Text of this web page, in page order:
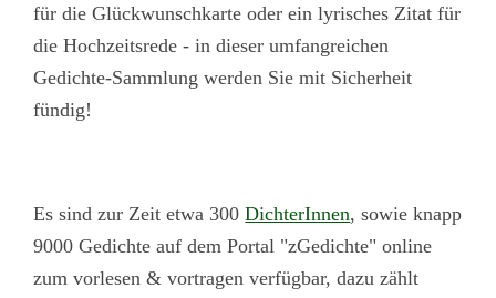
für die Glückwunschkarte oder ein lyrisches Zitat für
die Hochzeitsrede - in dieser umfangreichen
Gedichte-Sammlung werden Sie mit Sicherheit
fündig!
Es sind zur Zeit etwa 300DichterInnen, sowie knapp
9000 Gedichte auf dem Portal "zGedichte" online
zum vorlesen & vortragen verfügbar, dazu zählt